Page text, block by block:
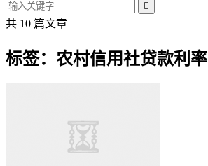

共 10 篇文章
标签：农村信用社贷款利率